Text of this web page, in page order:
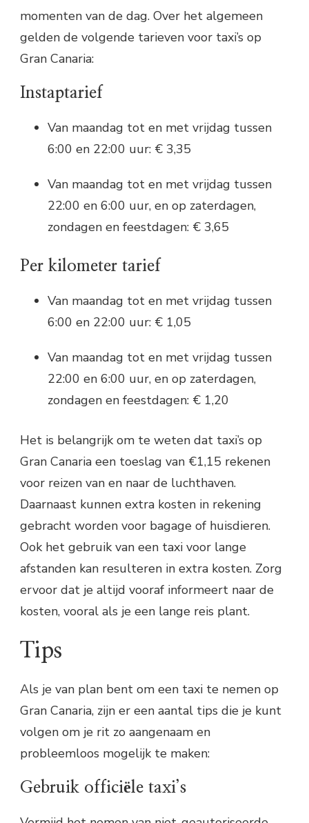
momenten van de dag. Over het algemeen
gelden de volgende tarieven voor taxi’s op
Gran Canaria:
Instaptarief
Van maandag tot en met vrijdag tussen
6:00 en 22:00 uur: € 3,35
Van maandag tot en met vrijdag tussen
22:00 en 6:00 uur, en op zaterdagen,
zondagen en feestdagen: € 3,65
Per kilometer tarief
Van maandag tot en met vrijdag tussen
6:00 en 22:00 uur: € 1,05
Van maandag tot en met vrijdag tussen
22:00 en 6:00 uur, en op zaterdagen,
zondagen en feestdagen: € 1,20
Het is belangrijk om te weten dat taxi’s op
Gran Canaria een toeslag van €1,15 rekenen
voor reizen van en naar de luchthaven.
Daarnaast kunnen extra kosten in rekening
gebracht worden voor bagage of huisdieren.
Ook het gebruik van een taxi voor lange
afstanden kan resulteren in extra kosten. Zorg
ervoor dat je altijd vooraf informeert naar de
kosten, vooral als je een lange reis plant.
Tips
Als je van plan bent om een taxi te nemen op
Gran Canaria, zijn er een aantal tips die je kunt
volgen om je rit zo aangenaam en
probleemloos mogelijk te maken:
Gebruik officiële taxi’s